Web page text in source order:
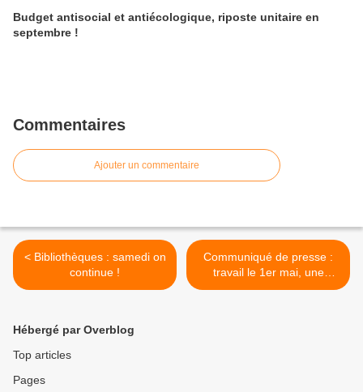
Budget antisocial et antiécologique, riposte unitaire en
septembre !
Commentaires
Ajouter un commentaire
< Bibliothèques : samedi on
continue !
Communiqué de presse :
travail le 1er mai, une
brèche toujours
Hébergé par Overblog
Top articles
Pages